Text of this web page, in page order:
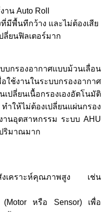
น Auto Roll
มีพื้นทีกว้าง และไม่ต้องเสีย
ลี่ยนฟิลเตอร์มาก
กรองอากาศแบบม้วนเลื่อน
ช้งานในระบบกรองอากาศ
ปลี่ยนเนื้อกรองเองอัตโนมัติ
ำให้ไม่ต้องเปลี่ยนแผ่นกรอง
านอุตสาหกรรม ระบบ AHU
ริมาณมาก
สังเคราะห์คุณภาพสูง เช่น
หรือ Sensor) เพื่อ